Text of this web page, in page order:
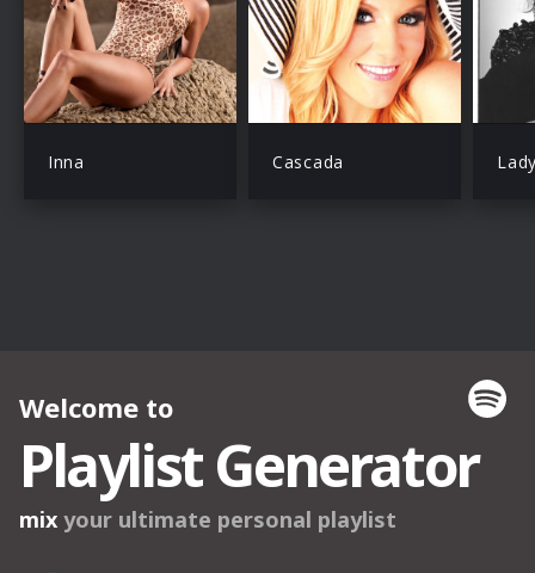
Inna Cascada